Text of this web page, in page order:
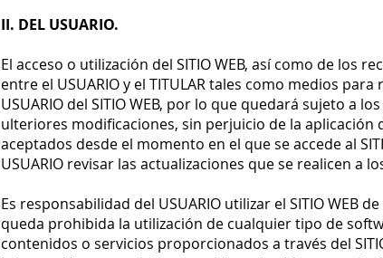
II. DEL USUARIO.
El acceso o utilización del SITIO WEB, así como de los
entre el USUARIO y el TITULAR tales como medios
USUARIO del SITIO WEB, por lo que quedará sujeto a
ulteriores modificaciones, sin perjuicio de la
aceptados desde el momento en el que se accede al
USUARIO revisar las actualizaciones que se realicen a
Es responsabilidad del USUARIO utilizar el SITIO WEB
queda prohibida la utilización de cualquier tipo de
contenidos o servicios proporcionados a través del